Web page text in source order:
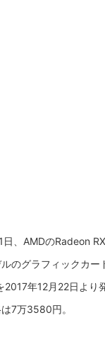
日、AMDのRadeon
のグラフィックカ
2017年12月22日より
7万3580円。